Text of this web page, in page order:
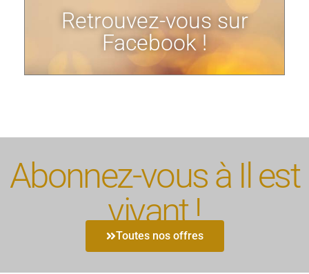
Retrouvez-vous sur
Facebook !
Abonnez-vous à Il est
vivant !
Toutes nos offres